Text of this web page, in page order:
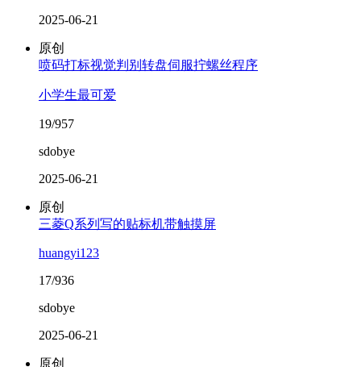
2025-06-21
原创
喷码打标视觉判别转盘伺服拧螺丝程序
小学生最可爱
19/957
sdobye
2025-06-21
原创
三菱Q系列写的贴标机带触摸屏
huangyi123
17/936
sdobye
2025-06-21
原创